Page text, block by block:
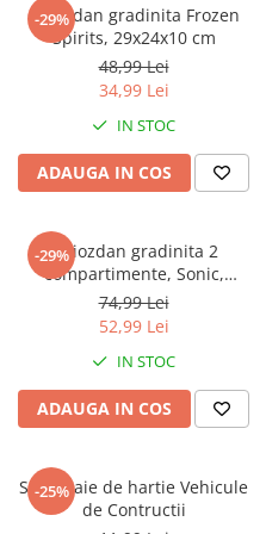
Captain america
Bakugan
Liga Dreptatii
Buzz Lightyear
My Little Pony
Planes
EplusM
Tom & Jerry
Transformers
Top Wings
Incaltaminte baieti
Ghete si cizme baieti
Pantofi baieti
Papuci si slapi baieti
Sandale baieti
Marvel
Monsters Inc.
La casa de papel
Nasa
Kids Euroswan
Rainbow High
Garfield
Nightmare before Christmas
EplusM
Perletti
Arditex
-29%
Ghiozdan gradinita Frozen
Spirits, 29x24x10 cm
48,99 Lei
34,99 Lei
IN STOC
ADAUGA IN COS
-29%Ghiozdan gradinita 2
compartimente, Sonic,
30x25x12 cm
74,99 Lei
52,99 Lei
IN STOC
ADAUGA IN COS
-25%
Set 4 paie de hartie Vehicule
de Contructii